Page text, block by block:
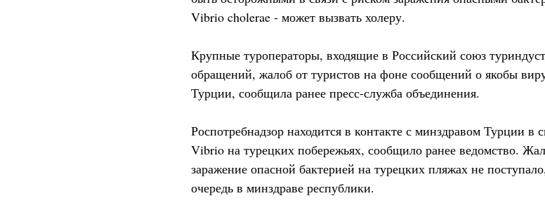
Vibrio cholerae - может вызвать холеру.
Крупные туроператоры, входящие в Российский союз
обращений, жалоб от туристов на фоне сообщений о якобы
Турции, сообщила ранее пресс-служба объединения.
Роспотребнадзор находится в контакте с минздравом Турции в
Vibrio на турецких побережьях, сообщило ранее ведомство.
заражение опасной бактерией на турецких пляжах не
очередь в минздраве республики.